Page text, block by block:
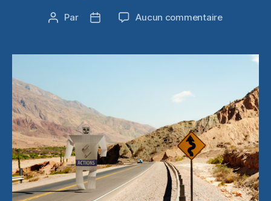
Auteur
Par
Date
Aucun commentairesur
vos
Photoshop
pour
accélérer
votre
flux
de
production